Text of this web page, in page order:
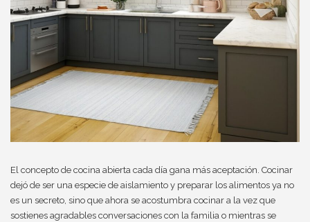
El concepto de cocina abierta cada día gana más aceptación. Cocinar
dejó de ser una especie de aislamiento y preparar los alimentos ya no
es un secreto, sino que ahora se acostumbra cocinar a la vez que
sostienes agradables conversaciones con la familia o mientras se